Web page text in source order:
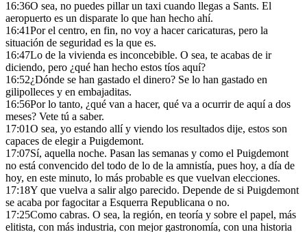
16:36O sea, no puedes pillar un taxi cuando llegas a Sants. El
aeropuerto es un disparate lo que han hecho ahí.
16:41Por el centro, en fin, no voy a hacer caricaturas, pero la
situación de seguridad es la que es.
16:47Lo de la vivienda es inconcebible. O sea, te acabas de ir
diciendo, pero ¿qué han hecho estos tíos aquí?
16:52¿Dónde se han gastado el dinero? Se lo han gastado en
gilipolleces y en embajaditas.
16:56Por lo tanto, ¿qué van a hacer, qué va a ocurrir de aquí a dos
meses? Vete tú a saber.
17:01O sea, yo estando allí y viendo los resultados dije, estos son
capaces de elegir a Puigdemont.
17:07Sí, aquella noche. Pasan las semanas y como el Puigdemont
no está convencido del todo de lo de la amnistía, pues hoy, a día de
hoy, en este minuto, lo más probable es que vuelvan elecciones.
17:18Y que vuelva a salir algo parecido. Depende de si Puigdemont
se acaba por fagocitar a Esquerra Republicana o no.
17:25Como cabras. O sea, la región, en teoría y sobre el papel, más
elitista, con más industria, con mejor gastronomía, con una historia